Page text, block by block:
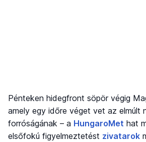
Pénteken hidegfront söpör végig
amely egy időre véget vet az elmúlt
forróságának – a HungaroMet hat
elsőfokú figyelmeztetést zivatarok